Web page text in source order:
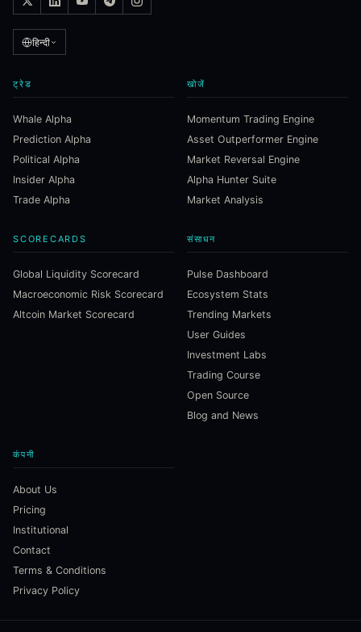
हिन्दी
ट्रेड
Whale Alpha
Prediction Alpha
Political Alpha
Insider Alpha
Trade Alpha
खोजें
Momentum Trading Engine
Asset Outperformer Engine
Market Reversal Engine
Alpha Hunter Suite
Market Analysis
SCORECARDS
Global Liquidity Scorecard
Macroeconomic Risk Scorecard
Altcoin Market Scorecard
संसाधन
Pulse Dashboard
Ecosystem Stats
Trending Markets
User Guides
Investment Labs
Trading Course
Open Source
Blog and News
कंपनी
About Us
Pricing
Institutional
Contact
Terms & Conditions
Privacy Policy